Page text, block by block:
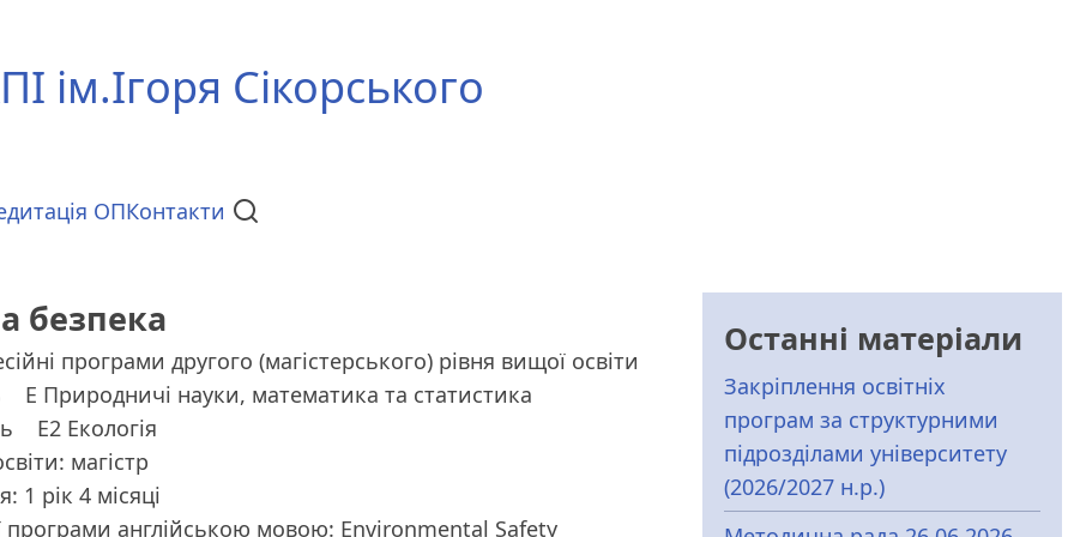
ім.Ігоря Сікорського
ОПКонтакти
безпека
програми другого (магістерського) рівня вищої освіти
E Природничі науки, математика та статистика
E2 Екологія
магістр
1 рік 4 місяці
програми англійською мовою: Environmental Safety
Останні матеріали
Закріплення освітніх
програм за структурними
підрозділами університету
(2026/2027 н.р.)